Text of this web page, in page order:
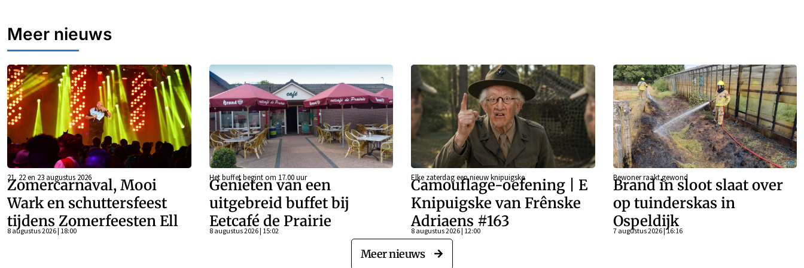
Meer nieuws
21, 22 en 23 augustus 2026
Zomercarnaval, Mooi
Wark en schuttersfeest
tijdens Zomerfeesten Ell
8 augustus 2026 | 18:00
Het buffet begint om 17.00 uur
Genieten van een
uitgebreid buffet bij
Eetcafé de Prairie
8 augustus 2026 | 15:02
Elke zaterdag een nieuw knipuigske
Camouflage-oefening | E
Knipuigske van Frênske
Adriaens #163
8 augustus 2026 | 12:00
Bewoner raakt gewond
Brand in sloot slaat over
op tuinderskas in
Ospeldijk
7 augustus 2026 | 16:16
Meer nieuws